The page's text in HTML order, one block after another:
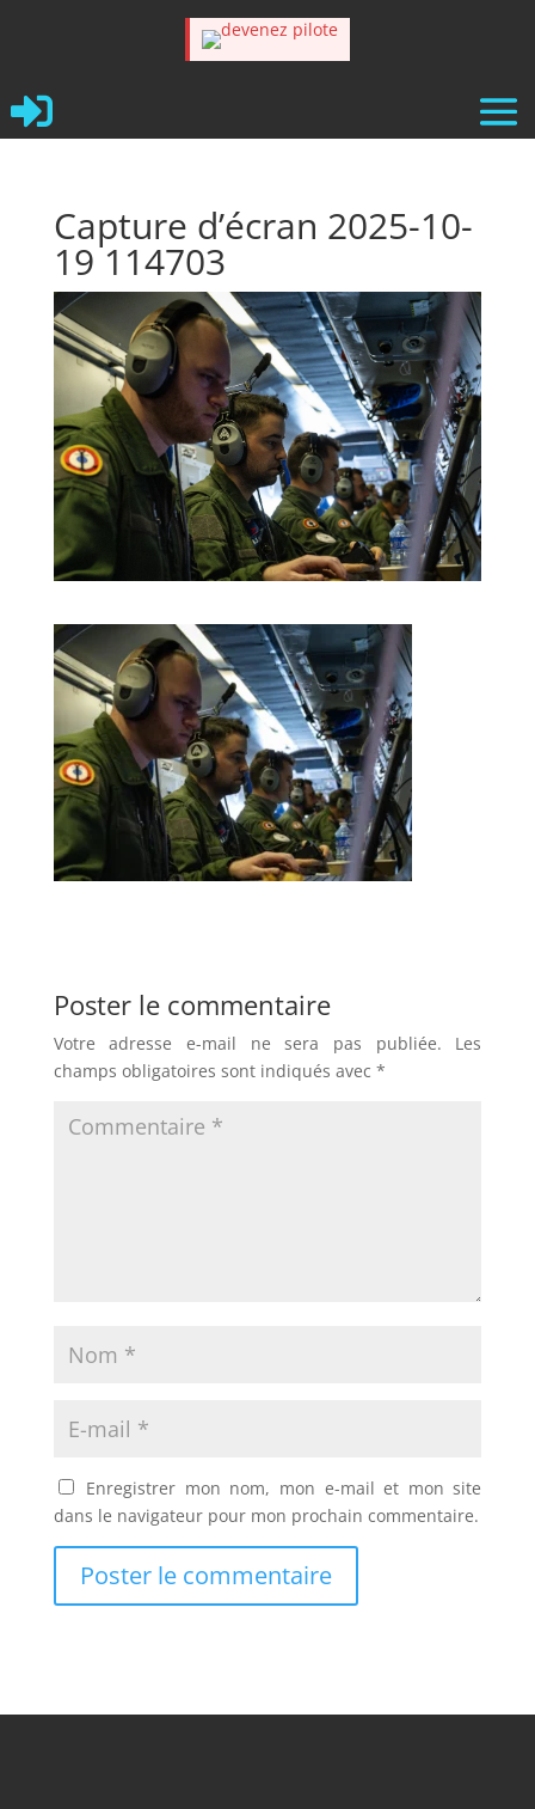

Capture d’écran 2025-10-
19 114703
Poster le commentaire
Votre adresse e-mail ne sera pas publiée.
Les
champs obligatoires sont indiqués avec *
Enregistrer mon nom, mon e-mail et mon site
dans le navigateur pour mon prochain commentaire.